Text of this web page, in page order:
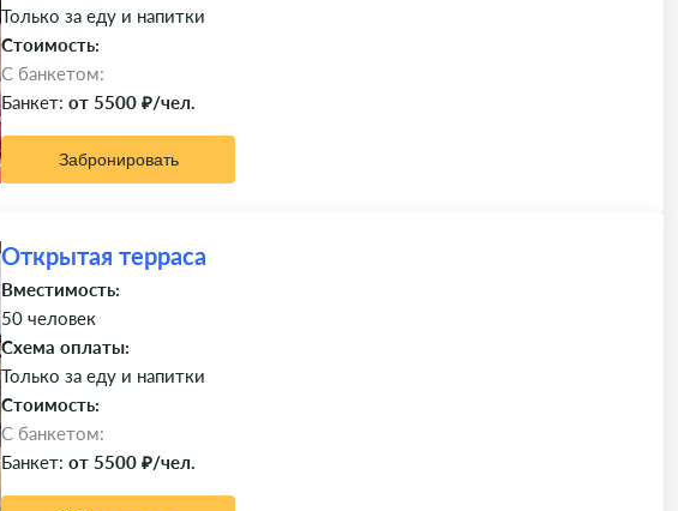
Только за еду и напитки
Стоимость:
C банкетом:
Банкет: от 5500 ₽/чел.
Забронировать
Открытая терраса
Вместимость:
50 человек
Схема оплаты:
Только за еду и напитки
Стоимость:
C банкетом:
Банкет: от 5500 ₽/чел.